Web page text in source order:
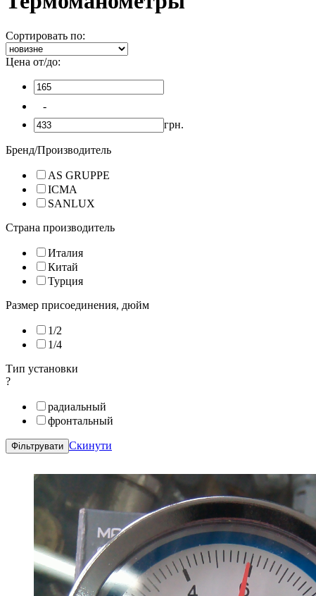
Сортировать по:
Цена от/до:
-
грн.
Бренд/Производитель
AS GRUPPE
ICMA
SANLUX
Страна производитель
Италия
Китай
Турция
Размер присоединения, дюйм
1/2
1/4
Тип установки
?
радиальный
фронтальный
Скинути